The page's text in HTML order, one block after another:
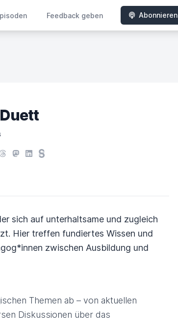
Feedback geben Abonnieren
Threads
Mastodon
LinkedIn
Steady
sich auf unterhaltsame und zugleich
Hier treffen fundiertes Wissen und
zwischen Ausbildung und
Themen ab – von aktuellen
Diskussionen über das